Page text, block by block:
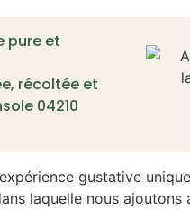
pure et
récoltée et
04210
gustative
laquelle nous ajoutons